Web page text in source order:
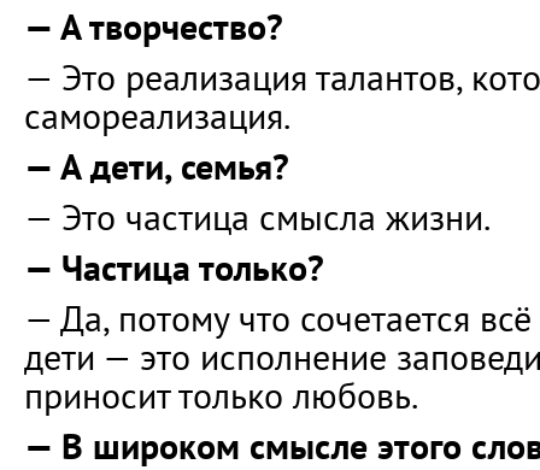
— А творчество?
— Это реализация талантов,
самореализация.
— А дети, семья?
— Это частица смысла жизни.
— Частица только?
— Да, потому что сочетается
дети — это исполнение
приносит только любовь.
— В широком смысле этого